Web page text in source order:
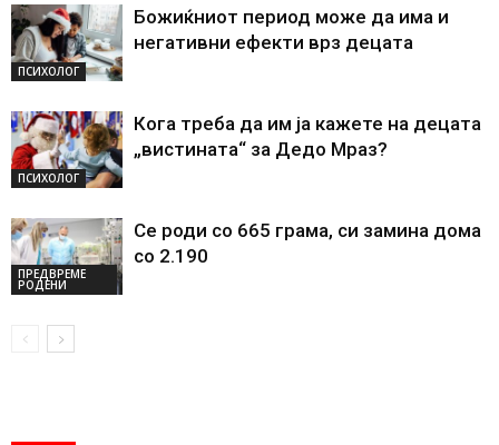
ПСИХОЛОГ
Божиќниот период може да има и
негативни ефекти врз децата
ПСИХОЛОГ
Кога треба да им ја кажете на децата
„вистината“ за Дедо Мраз?
ПРЕДВРЕМЕ
РОДЕНИ
Се роди со 665 грама, си замина дома
со 2.190